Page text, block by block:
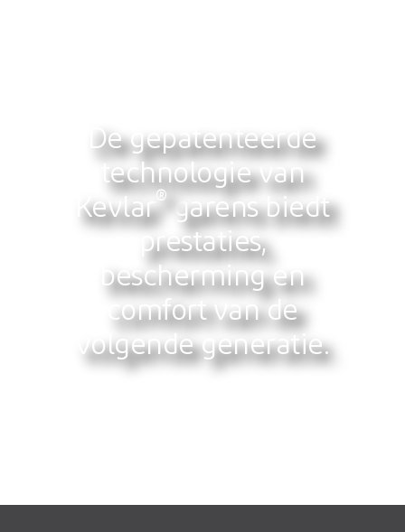
De gepatenteerde
technologie van
Kevlar®garens biedt
prestaties,
bescherming en
comfort van de
volgende generatie.